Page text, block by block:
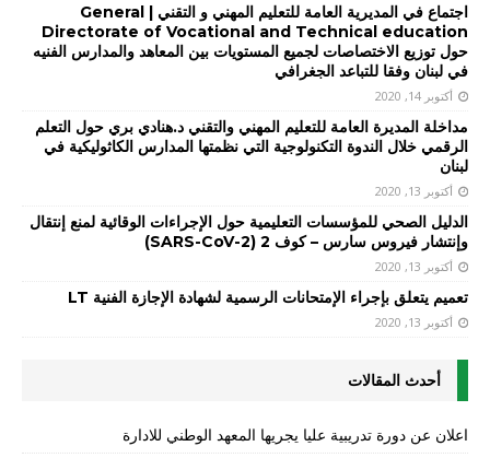
اجتماع في المديرية العامة للتعليم المهني و التقني | General
Directorate of Vocational and Technical education
حول توزيع الاختصاصات لجميع المستويات بين المعاهد والمدارس الفنيه
في لبنان وفقا للتباعد الجغرافي
أكتوبر 14, 2020
مداخلة المديرة العامة للتعليم المهني والتقني د.هنادي بري حول التعلم
الرقمي خلال الندوة التكنولوجية التي نظمتها المدارس الكاثوليكية في
لبنان
أكتوبر 13, 2020
الدليل الصحي للمؤسسات التعليمية حول الإجراءات الوقائية لمنع إنتقال
وإنتشار فيروس سارس – كوف 2 (SARS-CoV-2)
أكتوبر 13, 2020
تعميم يتعلق بإجراء الإمتحانات الرسمية لشهادة الإجازة الفنية LT
أكتوبر 13, 2020
أحدث المقالات
اعلان عن دورة تدريبية عليا يجريها المعهد الوطني للادارة